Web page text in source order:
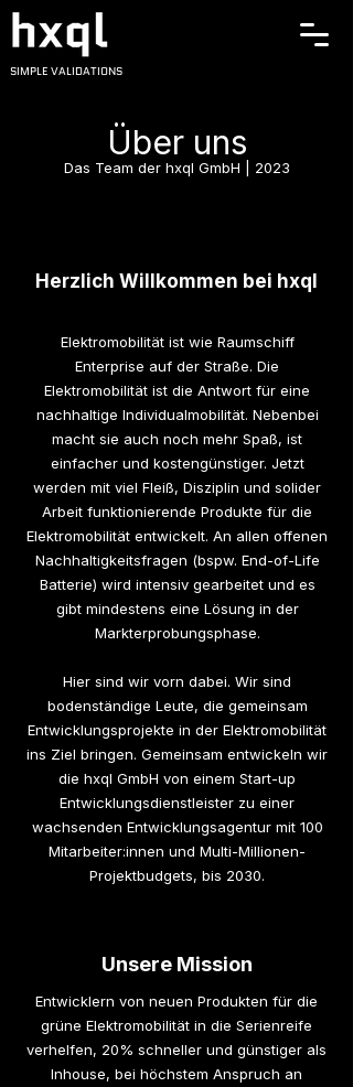
SIMPLE VALIDATIONS
Über uns
Das Team der hxql GmbH | 2023
Herzlich Willkommen bei hxql
Elektromobilität ist wie Raumschiff
Enterprise auf der Straße. Die
Elektromobilität ist die Antwort für eine
nachhaltige Individualmobilität. Nebenbei
macht sie auch noch mehr Spaß, ist
einfacher und kostengünstiger. Jetzt
werden mit viel Fleiß, Disziplin und solider
Arbeit funktionierende Produkte für die
Elektromobilität entwickelt. An allen offenen
Nachhaltigkeitsfragen (bspw. End-of-Life
Batterie) wird intensiv gearbeitet und es
gibt mindestens eine Lösung in der
Markterprobungsphase.
Hier sind wir vorn dabei. Wir sind
bodenständige Leute, die gemeinsam
Entwicklungsprojekte in der Elektromobilität
ins Ziel bringen. Gemeinsam entwickeln wir
die hxql GmbH von einem Start-up
Entwicklungsdienstleister zu einer
wachsenden Entwicklungsagentur mit 100
Mitarbeiter:innen und Multi-Millionen-
Projektbudgets, bis 2030.
Unsere Mission
Entwicklern von neuen Produkten für die
grüne Elektromobilität in die Serienreife
verhelfen, 20% schneller und günstiger als
Inhouse, bei höchstem Anspruch an